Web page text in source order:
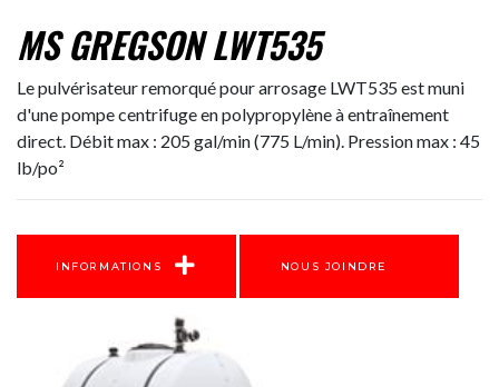
MS GREGSON LWT535
Le pulvérisateur remorqué pour arrosage LWT535 est muni
d'une pompe centrifuge en polypropylène à entraînement
direct. Débit max : 205 gal/min (775 L/min). Pression max : 45
lb/po²
INFORMATIONS NOUS JOINDRE